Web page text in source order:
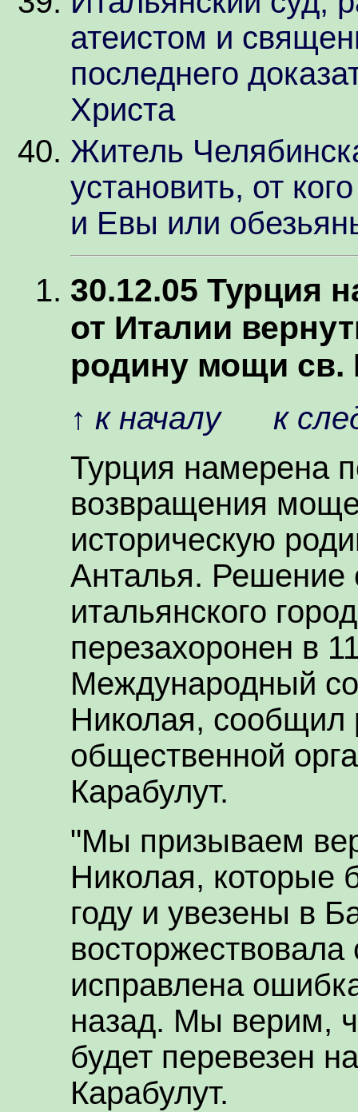
атеистом и
последнего
Христа
Житель
установить, от
и Евы или
30.12.05 Турция
от Италии
родину мощи св.
↑ к началу
к
Турция намерена
возвращения
историческую
Анталья. Решение
итальянского
перезахоронен в
Международный
Николая, сообщил
общественной
Карабулут.
"Мы призываем
Николая, которые
году и увезены в
исправлена
назад. Мы верим,
будет перевезен
Карабулут.